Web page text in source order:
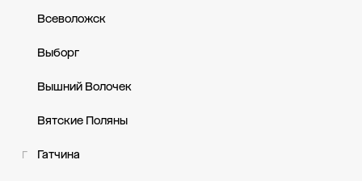
Всеволожск
Выборг
Вышний Волочек
Вятские Поляны
Г Гатчина